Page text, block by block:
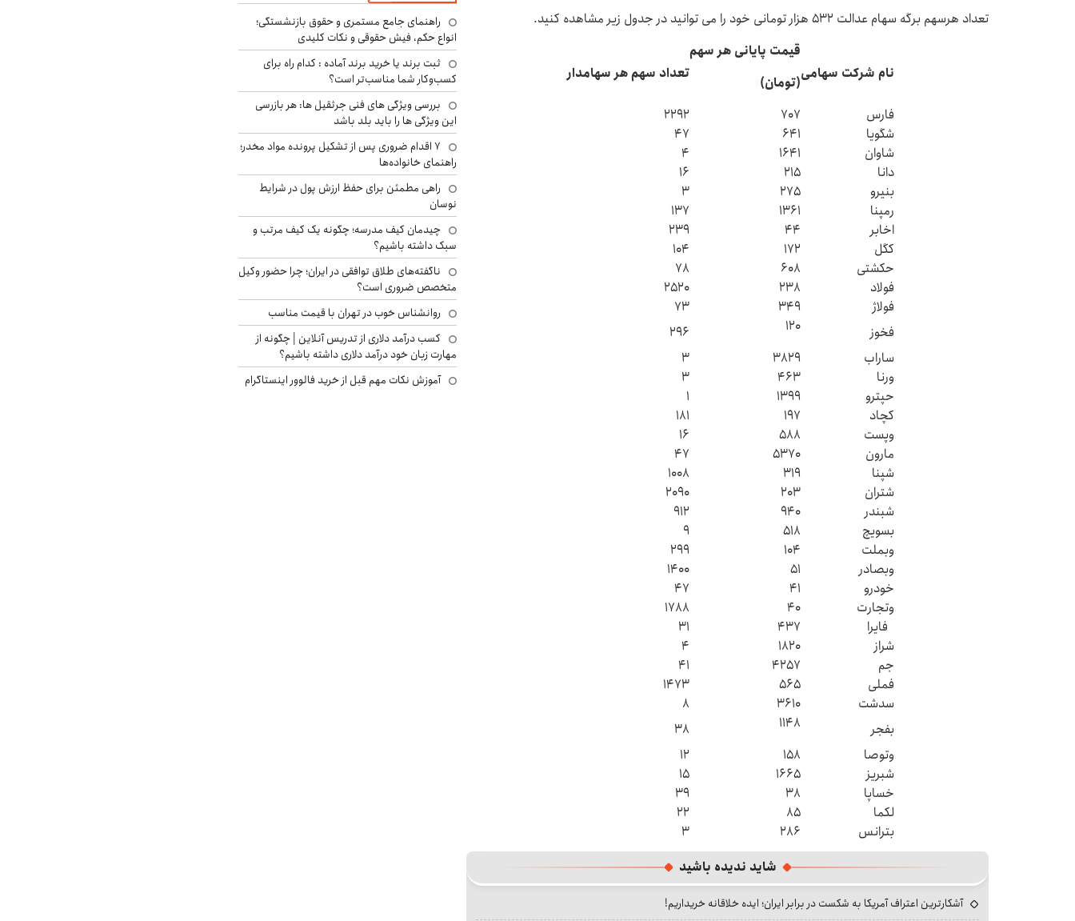
تعداد هرسهم برگه سهام عدالت ۵۳۲ هزار تومانی خود را می توانید در جدول زیر مشاهده کنید.
نام شرکت سهامی
قیمت پایانی هر سهم
(تومان)
تعداد سهم هر سهامدار
فارس ۷۰۷
۲۲۹۲
شگویا
۶۴۱
۴۷
شاوان
۱۶۴۱
۴
دانا
۲۱۵
۱۶
بنیرو
۲۷۵
۳
رمپنا
۱۳۶۱
۱۳۷
اخابر
۴۴
۲۳۹
کگل
۱۷۲
۱۰۴
حکشتی‌
۶۰۸
۷۸
فولاد
۲۳۸
۲۵۲۰
فولاژ
۳۴۹
۷۳
فخوز
۱۲۰
۲۹۶
ساراب
۳۸۲۹
۳
ورنا
۴۶۳
۳
حپترو
۱۳۹۹
۱
کچاد
۱۹۷
۱۸۱
وپست
۵۸۸
۱۶
مارون
۵۳۷۰
۴۷
شپنا
۳۱۹
۱۰۰۸
شتران
۲۰۳
۲۰۹۰
شبندر
۹۴۰
۹۱۲
بسویچ
۵۱۸
۹
وبملت
۱۰۴
۲۹۹
وبصادر
۵۱
۱۴۰۰
خودرو
۴۱
۴۷
وتجارت
۴۰
۱۷۸۸
فایرا
۴۳۷
۳۱
شراز
۱۸۲۰
۴
جم
۴۲۵۷
۴۱
فملی
۵۶۵
۱۴۷۳
سدشت
۳۶۱۰
۸
بفجر
۱۱۴۸
۳۸
وتوصا
۱۵۸
۱۲
شبریز
۱۶۶۵
۱۵
خساپا
۳۸
۳۹
لکما
۸۵
۲۲
بترانس
۲۸۶
۳
شاید ندیده باشید
آشکارترین اعتراف آمریکا به شکست در برابر ایران؛ ایده خلاقانه خریداریم!
راهنمای جامع مستمری و حقوق بازنشستگی؛
انواع حکم، فیش حقوقی و نکات کلیدی
ثبت برند یا خرید برند آماده : کدام راه برای
کسب‌وکار شما مناسب‌تر است؟
بررسی ویژگی های فنی جرثقیل ها: هر بازرسی
این ویژگی ها را باید بلد باشد
۷ اقدام ضروری پس از تشکیل پرونده مواد مخدر؛
راهنمای خانواده‌ها
راهی مطمئن برای حفظ ارزش پول در شرایط
نوسان
چیدمان کیف مدرسه؛ چگونه یک کیف مرتب و
سبک داشته باشیم؟
ناگفته‌های طلاق توافقی در ایران؛ چرا حضور وکیل
متخصص ضروری است؟
روانشناس خوب در تهران با قیمت مناسب
کسب درآمد دلاری از تدریس آنلاین | چگونه از
مهارت زبان خود درآمد دلاری داشته باشیم؟
آموزش نکات مهم قبل از خرید فالوور اینستاگرام